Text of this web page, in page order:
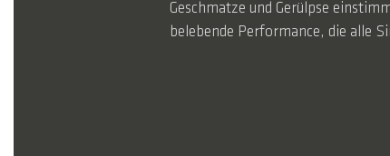
Geschmatze und Gerülpse
belebende Performance, die alle